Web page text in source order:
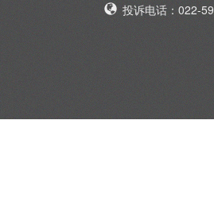
投诉电话：022-